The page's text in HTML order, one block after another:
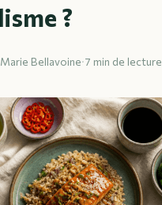
?
Bellavoine·7 min de lecture